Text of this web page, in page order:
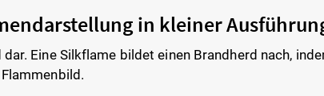
in kleiner
Eine Silkflame bildet einen Brandherd nach,